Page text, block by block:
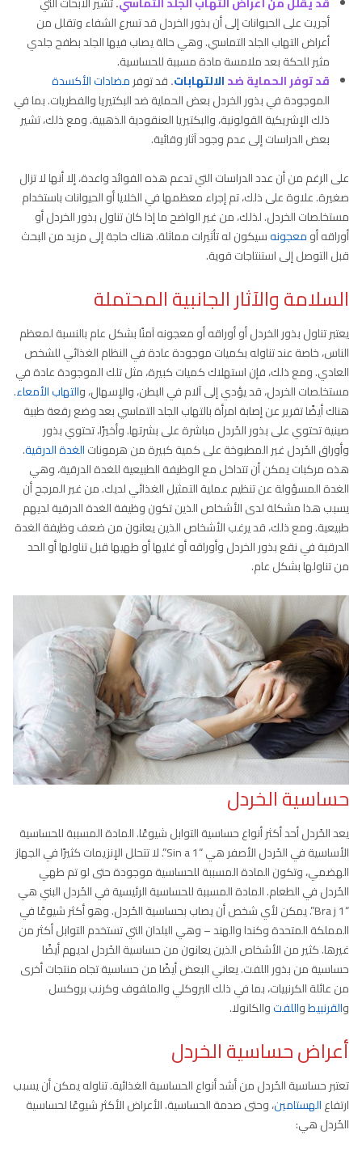
أجريت على الحيوانات إلى أن بذور الخردل قد تسرع الشفاء وتقلل من
أعراض التهاب الجلد التماسي. وهي حالة يصاب فيها الجلد بطفح جلدي
مثير للحكة بعد ملامسة مادة مسببة للحساسية.
قد توفر الحماية ضدالالتهابات.قد توفرمضادات الأكسدة
الموجودة في بذور الخردل بعض الحماية ضد البكتيريا والفطريات. بما في
ذلك الإشريكية القولونية، والبكتيريا العنقودية الذهبية. ومع ذلك، تشير
بعض الدراسات إلى عدم وجود آثار وقائية.
على الرغم من أن عدد الدراسات التي تدعم هذه الفوائد واعدة، إلا أنها لا تزال
صغيرة. علاوة على ذلك، تم إجراء معظمها في الخلايا أو الحيوانات باستخدام
مستخلصات الخردل. لذلك، من غير الواضح ما إذا كان تناول بذور الخردل أو
أوراقه أومعجونهسيكون له تأثيرات مماثلة. هناك حاجة إلى مزيد من البحث
قبل التوصل إلى استنتاجات قوية.
السلامة والآثار الجانبية المحتملة
يعتبر تناول بذور الخردل أو أوراقه أو معجونه آمنًا بشكل عام بالنسبة لمعظم
الناس، خاصة عند تناوله بكميات موجودة عادة في النظام الغذائي للشخص
العادي. ومع ذلك، فإن استهلاك كميات كبيرة، مثل تلك الموجودة عادة في
مستخلصات الخردل، قد يؤدي إلى آلام في البطن، والإسهال، والتهاب الأمعاء.
هناك أيضًا تقرير عن إصابة امرأة بالتهاب الجلد التماسي بعد وضع رقعة طبية
صينية تحتوي على بذور الخَردل مباشرة على بشرتها. وأخيرًا، تحتوي بذور
وأوراق الخَردل غير المطبوخة على كمية كبيرة من هرموناتالغدة الدرقية.
هذه مركبات يمكن أن تتداخل مع الوظيفة الطبيعية للغدة الدرقية، وهي
الغدة المسؤولة عن تنظيم عملية التمثيل الغذائي لديك. من غير المرجح أن
يسبب هذا مشكلة لدى الأشخاص الذين تكون وظيفة الغدة الدرقية لديهم
طبيعية. ومع ذلك، قد يرغب الأشخاص الذين يعانون من ضعف وظيفة الغدة
الدرقية في نقع بذور الخردل وأوراقه أو غليها أو طهيها قبل تناولها أو الحد
من تناولها بشكل عام.
حساسية الخردل
يعد الخَردل أحد أكثر أنواع حساسية التوابل شيوعًا. المادة المسببة للحساسية
الأساسية في الخَردل الأصفر هي “Sin a 1”. لا تتحلل الإنزيمات كثيرًا في الجهاز
الهضمي، وتكون المادة المسببة للحساسية موجودة حتى لو تم طهي
الخَردل في الطعام. المادة المسببة للحساسية الرئيسية في الخَردل البني هي
“Bra j 1”. يمكن لأي شخص أن يصاب بحساسية الخَردل. وهو أكثر شيوعًا في
المملكة المتحدة وكندا والهند – وهي البلدان التي تستخدم التوابل أكثر من
غيرها. كثير من الأشخاص الذين يعانون من حساسية الخَردل لديهم أيضًا
حساسية من بذور اللفت. يعاني البعض أيضًا من حساسية تجاه منتجات أخرى
من عائلة الكرنبيات، بما في ذلك البروكلي والملفوف وكرنب بروكسل
والقرنبيطواللفتوالكانولا.
أعراض حساسية الخردل
تعتبر حساسية الخَردل من أشد أنواع الحساسية الغذائية. تناوله يمكن أن يسبب
ارتفاعالهستامين، وحتى صدمة الحساسية. الأعراض الأكثر شيوعًا لحساسية
الخَردل هي: